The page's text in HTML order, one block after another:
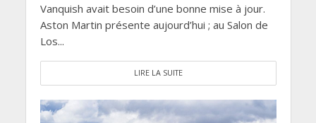
Vanquish avait besoin d’une bonne mise à jour.
Aston Martin présente aujourd’hui ; au Salon de
Los...
LIRE LA SUITE